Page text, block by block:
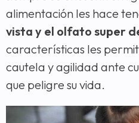
alimentación les hace
vista y el olfato super
características les
cautela y agilidad ante
que peligre su vida.